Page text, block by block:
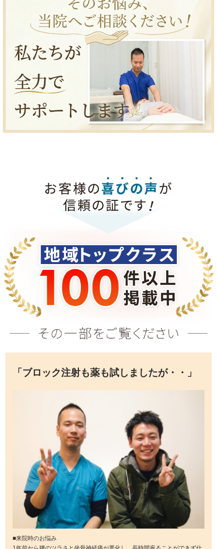
「ブロック注射も薬も試しましたが・・」
■来院時のお悩み